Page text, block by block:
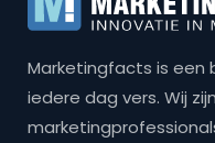
Marketingfacts is een
iedere dag vers. Wij